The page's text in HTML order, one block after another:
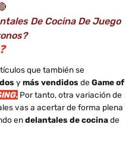
De Cocina De Juego
❓
que también se
y más vendidos de Game of
Por tanto, otra variación de
vas a acertar de forma plena
endelantales de cocinade